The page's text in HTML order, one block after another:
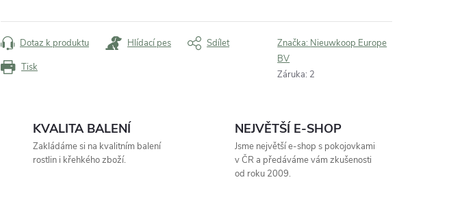
cena:
Tisk
Dotaz k produktu Hlídací pes Sdílet Značka: Nieuwkoop Europe
BV
Záruka: 2
KVALITA BALENÍ
Zakládáme si na kvalitním balení
rostlin i křehkého zboží.
NEJVĚTŠÍ E-SHOP
Jsme největší e-shop s pokojovkami
v ČR a předáváme vám zkušenosti
od roku 2009.